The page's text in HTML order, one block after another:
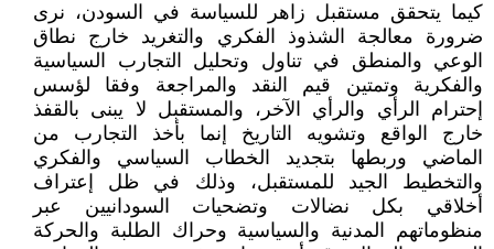
كيما يتحقق مستقبل زاهر للسياسة في السودن، نرى
ضرورة معالجة الشذوذ الفكري والتغريد خارج نطاق
الوعي والمنطق في تناول وتحليل التجارب السياسية
والفكرية وتمتين قيم النقد والمراجعة وفقا لؤسس
إحترام الرأي والرأي الآخر، والمستقبل لا يبنى بالقفذ
خارج الواقع وتشويه التاريخ إنما بأخذ التجارب من
الماضي وربطها بتجديد الخطاب السياسي والفكري
والتخطيط الجيد للمستقبل، وذلك في ظل إعتراف
أخلاقي بكل نضالات وتضحيات السودانيين عبر
منظوماتهم المدنية والسياسية وحراك الطلبة والحركة